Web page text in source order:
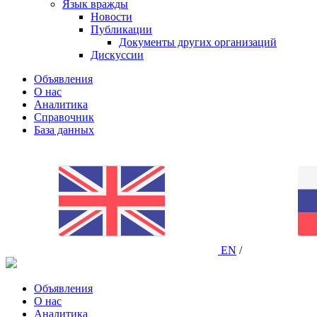
Язык вражды
Новости
Публикации
Документы других организаций
Дискуссии
Объявления
О нас
Аналитика
Справочник
База данных
EN /
Объявления
О нас
Аналитика